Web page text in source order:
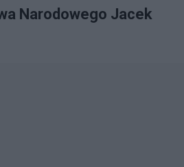
Narodowego Jacek